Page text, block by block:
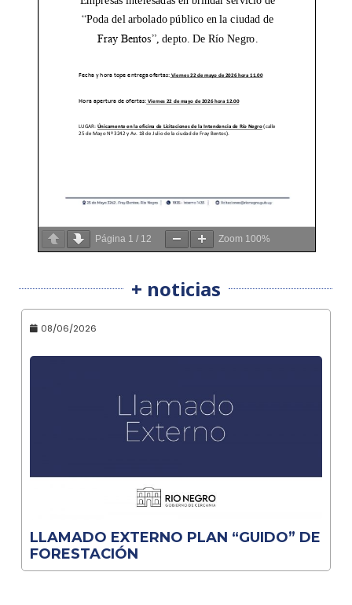
Página 1 / 12 Zoom 100%
+ noticias
08/06/2026
LLAMADO EXTERNO PLAN “GUIDO” DE
FORESTACIÓN